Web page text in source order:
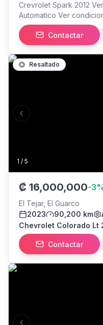
Crevrolet Spark 2012
Automatico Ver
Contactar
1 / 5
Previous slide
Resaltado
₡ 16,000,000-3
El Tejar, El Guarco
2023
90,200 km
Chevrolet Colorado Lt
Contactar